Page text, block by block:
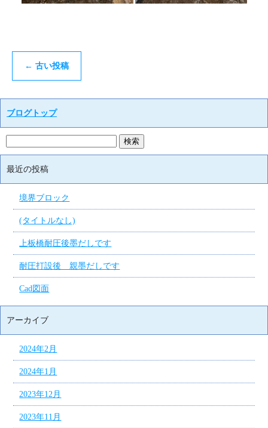
← 古い投稿
ブログトップ
最近の投稿
境界ブロック
(タイトルなし)
上板橋耐圧後墨だしです
耐圧打設後 親墨だしです
Cad図面
アーカイブ
2024年2月
2024年1月
2023年12月
2023年11月